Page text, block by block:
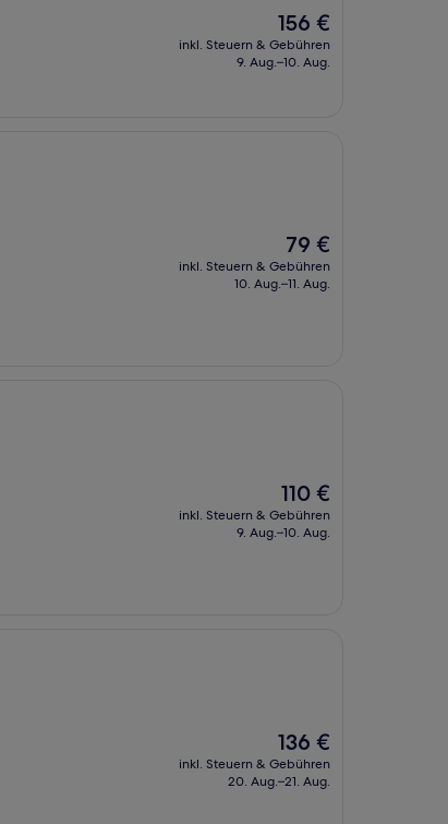
Der
Preis
beträgt
156 €
inkl. Steuern & Gebühren
9. Aug.–10. Aug.
Der
Preis
beträgt
79 €
inkl. Steuern & Gebühren
10. Aug.–11. Aug.
Der
Preis
beträgt
110 €
inkl. Steuern & Gebühren
9. Aug.–10. Aug.
Der
Preis
beträgt
136 €
inkl. Steuern & Gebühren
20. Aug.–21. Aug.